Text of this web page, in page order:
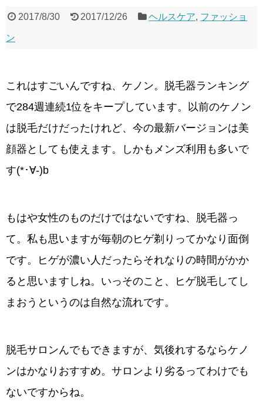
2017/8/30 2017/12/26 ヘルスケア, ファッショ
ン
これはすごいんですね、ケノン。脱毛器ランキング
で284週連続1位をキープしています。以前のケノン
は脱毛だけだったけれど、今の最新バージョンは美
顔器としても使えます。しかもメンズ利用も多いで
す(*･∀-)b
もはや女性のものだけではないですね、脱毛器っ
て。私も思いますが毎朝のヒゲ剃りってかなり面倒
です。ヒゲが濃い人だったらそれなりの時間がかか
ると思いますしね。いっそのこと、ヒゲ脱毛してし
まおうというのは自然な流れです。
脱毛サロンんでもできますが、気後れするならケノ
ンはかなりおすすめ。サロンより劣るってわけでも
ないですからね。